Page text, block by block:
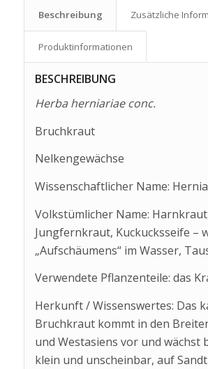
Beschreibung Zusätzliche
Produkt­informationen
BESCHREIBUNG
Herba herniariae conc.
Bruchkraut
Nelkengewächse
Wissenschaftlicher Name:
Volkstümlicher Name:
Jungfernkraut, Kuckucksseife –
„Aufschäumens“ im Wasser,
Verwendete Pflanzenteile: das
Herkunft / Wissenswertes: Das
Bruchkraut kommt in den
und Westasiens vor und wächst
klein und unscheinbar, auf